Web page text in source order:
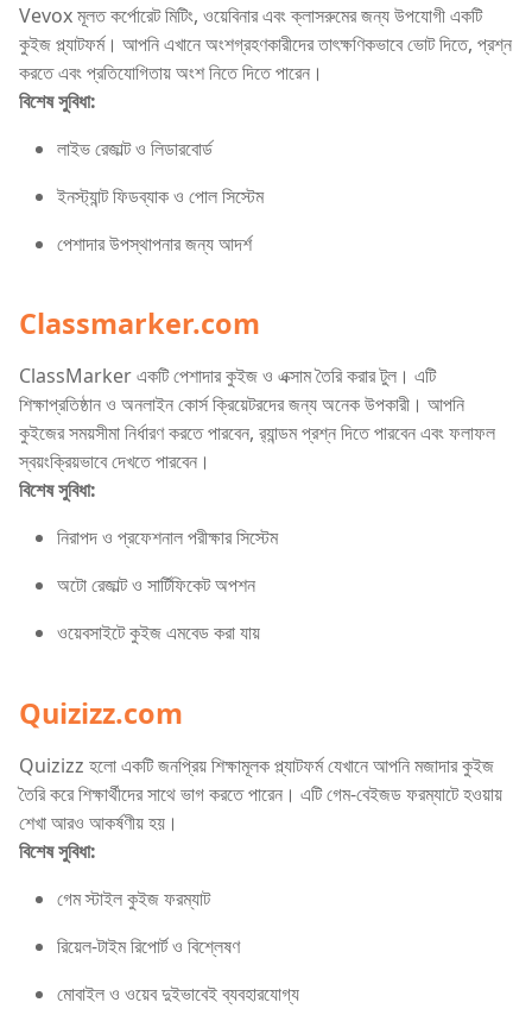
Vevox মূলত কর্পোরেট মিটিং, ওয়েবিনার এবং ক্লাসরুমের জন্য উপযোগী একটি
কুইজ প্ল্যাটফর্ম। আপনি এখানে অংশগ্রহণকারীদের তাৎক্ষণিকভাবে ভোট দিতে, প্রশ্ন
করতে এবং প্রতিযোগিতায় অংশ নিতে দিতে পারেন।
বিশেষ সুবিধা:
লাইভ রেজাল্ট ও লিডারবোর্ড
ইনস্ট্যান্ট ফিডব্যাক ও পোল সিস্টেম
পেশাদার উপস্থাপনার জন্য আদর্শ
Classmarker.com
ClassMarker একটি পেশাদার কুইজ ও এক্সাম তৈরি করার টুল। এটি
শিক্ষাপ্রতিষ্ঠান ও অনলাইন কোর্স ক্রিয়েটরদের জন্য অনেক উপকারী। আপনি
কুইজের সময়সীমা নির্ধারণ করতে পারবেন, র‌্যান্ডম প্রশ্ন দিতে পারবেন এবং ফলাফল
স্বয়ংক্রিয়ভাবে দেখতে পারবেন।
বিশেষ সুবিধা:
নিরাপদ ও প্রফেশনাল পরীক্ষার সিস্টেম
অটো রেজাল্ট ও সার্টিফিকেট অপশন
ওয়েবসাইটে কুইজ এমবেড করা যায়
Quizizz.com
Quizizz হলো একটি জনপ্রিয় শিক্ষামূলক প্ল্যাটফর্ম যেখানে আপনি মজাদার কুইজ
তৈরি করে শিক্ষার্থীদের সাথে ভাগ করতে পারেন। এটি গেম-বেইজড ফরম্যাটে হওয়ায়
শেখা আরও আকর্ষণীয় হয়।
বিশেষ সুবিধা:
গেম স্টাইল কুইজ ফরম্যাট
রিয়েল-টাইম রিপোর্ট ও বিশ্লেষণ
মোবাইল ও ওয়েব দুইভাবেই ব্যবহারযোগ্য